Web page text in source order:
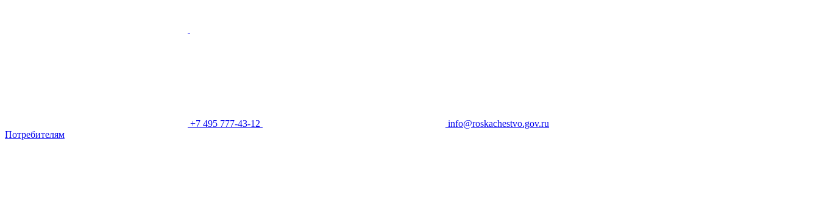
+7 495 777-43-12
info@roskachestvo.gov.ru
Потребителям